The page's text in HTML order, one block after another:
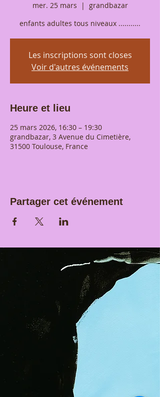
mer. 25 mars
  |
grandbazar
enfants adultes tous niveaux ...........
Les inscriptions sont closes
Voir d'autres événements
Heure et lieu
25 mars 2026, 16:30 – 19:30
grandbazar, 3 Avenue du Cimetière,
31500 Toulouse, France
Partager cet événement